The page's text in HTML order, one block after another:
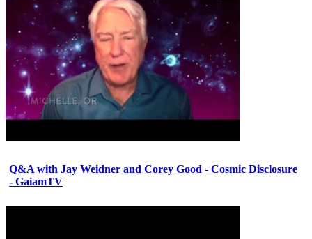
Q&A with Jay Weidner and Corey Good - Cosmic Disclosure
- GaiamTV